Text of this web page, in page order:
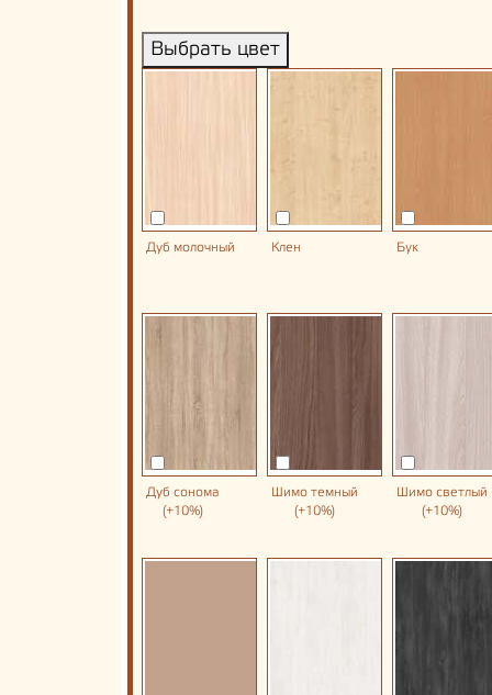
Выбрать цвет
Дуб молочный Клен Бук
Дуб сонома
(+10%)
Шимо темный
(+10%)
Шимо светлый
(+10%)